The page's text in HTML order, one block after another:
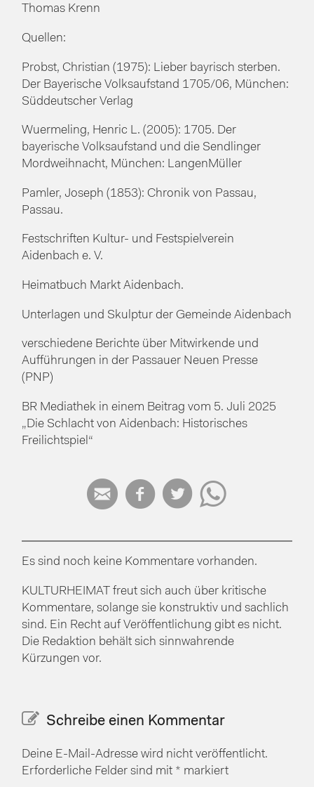
Thomas Krenn
Quellen:
Probst, Christian (1975): Lieber bayrisch sterben.
Der Bayerische Volksaufstand 1705/06, München:
Süddeutscher Verlag
Wuermeling, Henric L. (2005): 1705. Der
bayerische Volksaufstand und die Sendlinger
Mordweihnacht, München: LangenMüller
Pamler, Joseph (1853): Chronik von Passau,
Passau.
Festschriften Kultur- und Festspielverein
Aidenbach e. V.
Heimatbuch Markt Aidenbach.
Unterlagen und Skulptur der Gemeinde Aidenbach
verschiedene Berichte über Mitwirkende und
Aufführungen in der Passauer Neuen Presse
(PNP)
BR Mediathek in einem Beitrag vom 5. Juli 2025
„Die Schlacht von Aidenbach: Historisches
Freilichtspiel“
   
Es sind noch keine Kommentare vorhanden.
KULTURHEIMAT freut sich auch über kritische
Kommentare, solange sie konstruktiv und sachlich
sind. Ein Recht auf Veröffentlichung gibt es nicht.
Die Redaktion behält sich sinnwahrende
Kürzungen vor.
Schreibe einen Kommentar
Deine E-Mail-Adresse wird nicht veröffentlicht.
Erforderliche Felder sind mit * markiert